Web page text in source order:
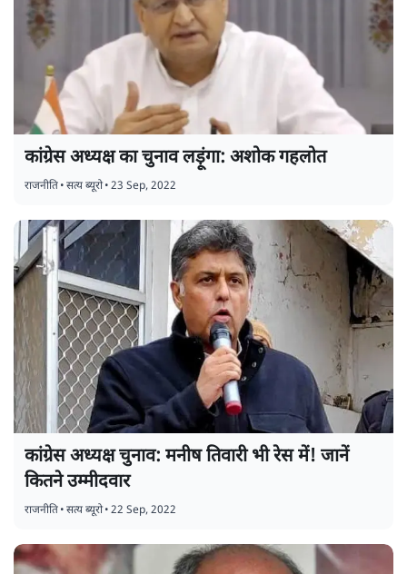
कांग्रेस अध्यक्ष का चुनाव लड़ूंगा: अशोक गहलोत
राजनीति•सत्य ब्यूरो•23 Sep, 2022
कांग्रेस अध्यक्ष चुनाव: मनीष तिवारी भी रेस में! जानें
कितने उम्मीदवार
राजनीति•सत्य ब्यूरो•22 Sep, 2022